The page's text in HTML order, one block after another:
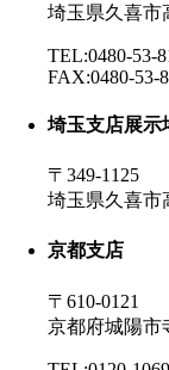
埼玉県久喜市
TEL:0480-53-
FAX:0480-53-
埼玉支店展示
〒349-1125
埼玉県久喜市
京都支店
〒610-0121
京都府城陽市